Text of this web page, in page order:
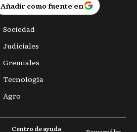
Añadir como fuente en
Sociedad
Judiciales
Gremiales
Tecnología
Agro
Centro de ayuda